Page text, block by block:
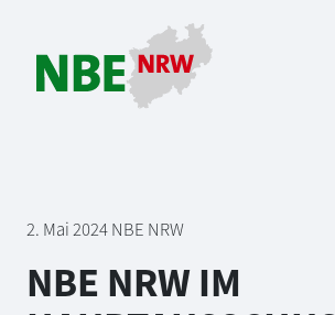
2. Mai 2024NBE NRW
NBE NRW IM